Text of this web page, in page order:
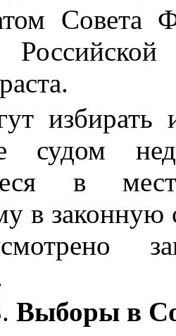
Совета
избирать
судом
в
в законную
Выборы в